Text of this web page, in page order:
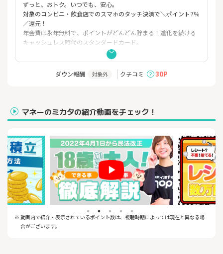
ずっと、おトク。いつでも、安心。
対象のコンビニ・飲食店でのスマホのタッチ決済で＼ポイント7％
／還元！
年会費は永年無料で、ポイントがどんどん貯まる！進化を続ける
キャッシュレス時代のスタンダードカード。
＜おすすめポイント＞
■年会費永年無料
■セブン-イレブンで最大10％ポイント還元
条件達成の上で、セブン-イレブン（※2）でスマホのVisaのタ
（※4）ポイント還元！（※5）（※6）
■業界初！24時間、最短10秒で即時発行が可能 （※7）
■両面番号レスで安心安全
▼対象店舗一覧
セイコーマート、セブン‐イレブン、ポプラ、ミニストップ、ロ
ーソン、マクドナルド、モスバーガー、ケンタッキーフライドチ
キン、
吉野家、サイゼリヤ、ガスト、バーミヤン、しゃぶ葉、ジョナサ
ン、夢庵、その他すかいらーくグループ飲食店、スターバックス
、ドトールコーヒーショップ、エクセルシオール カフェ 、かっぱ
ダウン報酬 対象外 クチコミ 30P
マネーのミカタの紹介動画をチェック！
※ 動画内で紹介・表示されているポイント数は、視聴時期によっては現在と異なる場
合がございます。